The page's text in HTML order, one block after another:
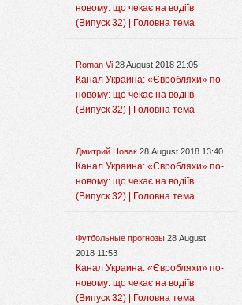
новому: що чекає на водіїв
(Випуск 32) | Головна тема
Roman Vi 28 August 2018 21:05
Канал Украина: «Євробляхи» по-
новому: що чекає на водіїв
(Випуск 32) | Головна тема
Дмитрий Новак 28 August 2018 13:40
Канал Украина: «Євробляхи» по-
новому: що чекає на водіїв
(Випуск 32) | Головна тема
Футбольные прогнозы 28 August
2018 11:53
Канал Украина: «Євробляхи» по-
новому: що чекає на водіїв
(Випуск 32) | Головна тема